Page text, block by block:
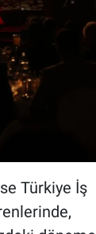
Türkiye İş